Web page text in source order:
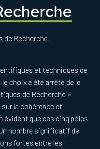
de Recherche
et techniques de
choix a été arrêté de le
de Recherche »
la cohérence et
que ces cinq pôles
nombre significatif de
fortes entre les